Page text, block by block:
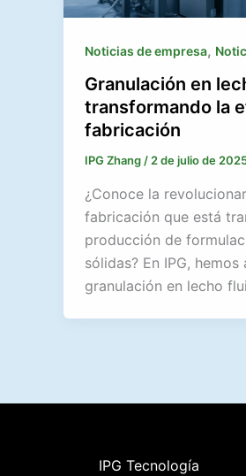
Noticias de empresa,
Granulación en
transformando la
fabricación
IPG Zhang/2 de julio de
¿Conoce la
fabricación que está
producción de
sólidas? En IPG,
granulación en lecho
IPG Tecnología